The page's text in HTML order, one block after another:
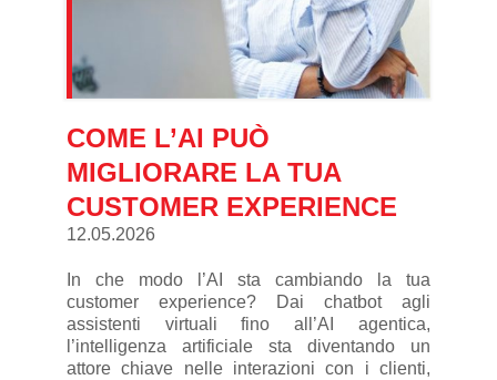
COME L’AI PUÒ
MIGLIORARE LA TUA
CUSTOMER EXPERIENCE
12.05.2026
In che modo l’AI sta cambiando la tua
customer experience? Dai chatbot agli
assistenti virtuali fino all’AI agentica,
l’intelligenza artificiale sta diventando un
attore chiave nelle interazioni con i clienti,